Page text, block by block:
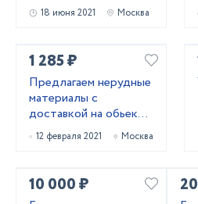
18 июня 2021 Москва
1 285 ₽
Предлагаем нерудные
материалы с
доставкой на обьект.
Обеспечивает
строительные
12 февраля 2021 Москва
10 000 ₽